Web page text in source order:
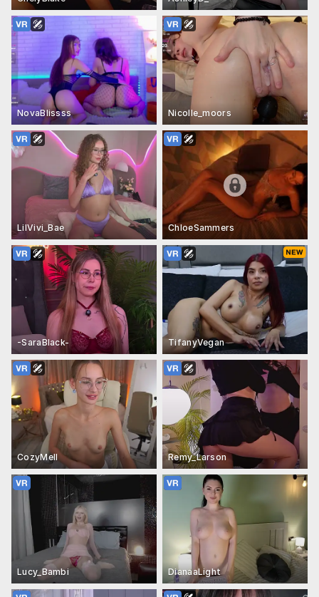
NovaBlissss Nicolle_moors
LilVivi_Bae ChloeSammers
-SaraBlack- TifanyVegan
CozyMell Remy_Larson
Lucy_Bambi DianaaLight